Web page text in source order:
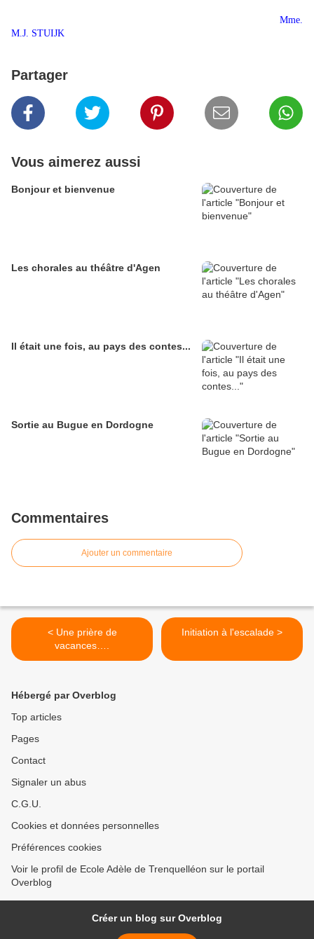
Mme.
M.J. STUIJK
Partager
Vous aimerez aussi
Bonjour et bienvenue
Les chorales au théâtre d'Agen
Il était une fois, au pays des contes...
Sortie au Bugue en Dordogne
Commentaires
Ajouter un commentaire
< Une prière de
vacances….
Initiation à l'escalade >
Hébergé par Overblog
Top articles
Pages
Contact
Signaler un abus
C.G.U.
Cookies et données personnelles
Préférences cookies
Voir le profil de Ecole Adèle de Trenquelléon sur le portail
Overblog
Créer un blog sur Overblog